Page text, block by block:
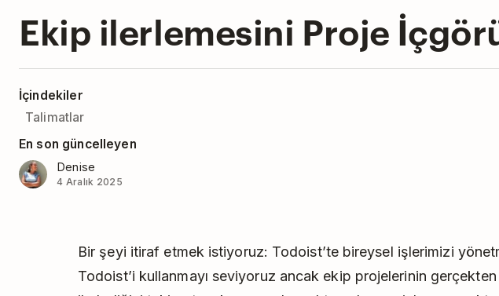
Ekip ilerlemesini Proje
İçindekiler
Talimatlar
En son güncelleyen
Denise
4 Aralık 2025
Bir şeyi itiraf etmek istiyoruz: Todoist’te bireysel işlerimizi
Todoist’i kullanmayı seviyoruz ancak ekip projelerinin gerçekten